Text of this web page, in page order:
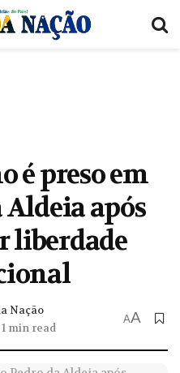
é preso em
Aldeia após
liberdade
Nação
1 min read
AA